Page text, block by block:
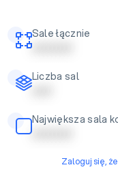
Sale łącznie
| | | | | | | | | |
Liczba sal
| | | | |
Największa sala
| | | | | | | | | |
Zaloguj się,